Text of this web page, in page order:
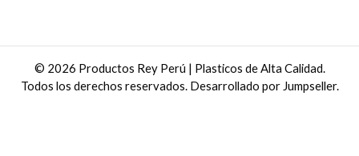
© 2026 Productos Rey Perú | Plasticos de Alta Calidad.
Todos los derechos reservados. Desarrollado por Jumpseller.